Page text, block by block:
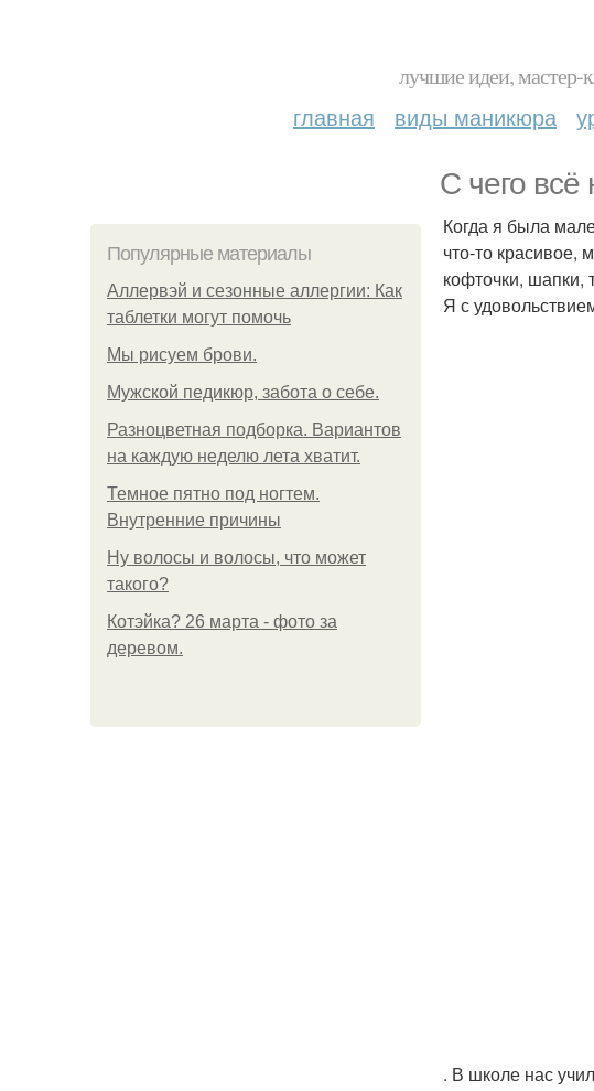
лучшие идеи, мастер-
главная виды маникюра
С чего всё
Популярные материалы
Аллервэй и сезонные аллергии: Как
таблетки могут помочь
Мы рисуем брови.
Мужской педикюр, забота о себе.
Разноцветная подборка. Вариантов
на каждую неделю лета хватит.
Темное пятно под ногтем.
Внутренние причины
Ну волосы и волосы, что может
такого?
Котэйка? 26 марта - фото за
деревом.
Когда я была
что-то красивое,
кофточки, шапки,
Я с
. В школе нас